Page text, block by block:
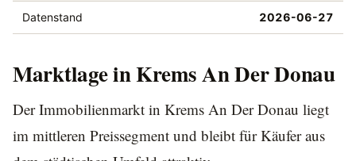
Datenstand 2026-06-27
Marktlage in Krems An Der Donau
Der Immobilienmarkt in Krems An Der Donau liegt
im mittleren Preissegment und bleibt für Käufer aus